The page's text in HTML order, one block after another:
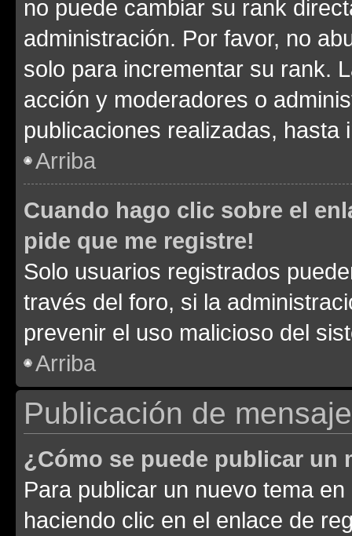
no puede cambiar su rank
administración. Por favor, no
solo para incrementar su rank.
acción y moderadores o
publicaciones realizadas, hasta
Arriba
Cuando hago clic sobre el
pide que me registre!
Solo usuarios registrados
través del foro, si la
prevenir el uso malicioso del
Arriba
Publicación de
¿Cómo se puede publicar un
Para publicar un nuevo tema
haciendo clic en el enlace de